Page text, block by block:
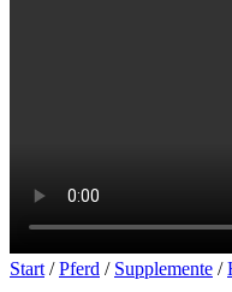
Start /Pferd / Supplemente /